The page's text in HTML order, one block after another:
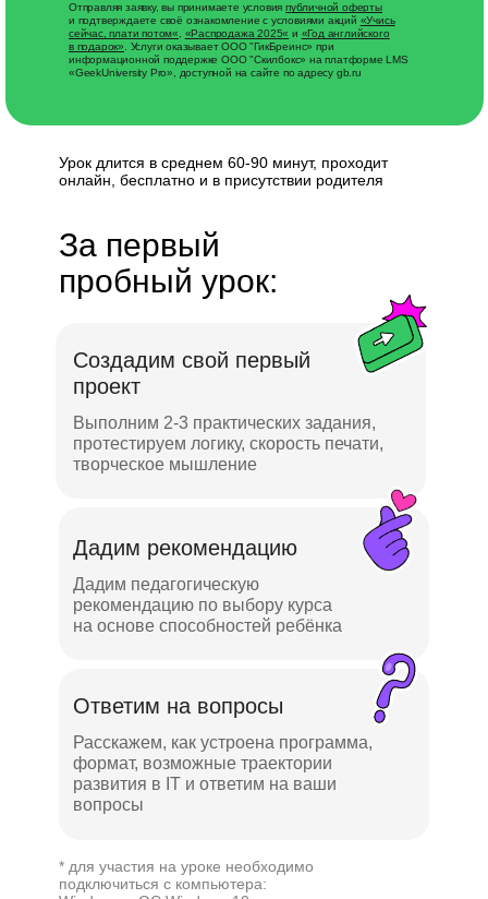
Урок длится в среднем 60-90 минут, проходит
онлайн, бесплатно и в присутствии родителя
* для участия на уроке необходимо
подключиться с компьютера:
За первый
пробный урок:
Отправляя заявку, вы принимаете условияпубличной оферты
и подтверждаете своё ознакомление с условиями акций «Учись
сейчас, плати потом« «Распродажа 2025« и «Год английского
в подарок» . Услуги оказывает ООО "ГикБреинс» при
информационной поддержке ООО "Скилбокс» на платформе LMS
«GeekUniversity Pro», доступной на сайте по адресу gb.ru
Создадим свой первый
проект
Выполним 2-3 практических задания,
протестируем логику, скорость печати,
творческое мышление
Дадим рекомендацию
Дадим педагогическую
рекомендацию по выбору курса
на основе способностей ребёнка
Ответим на вопросы
Расскажем, как устроена программа,
формат, возможные траектории
развития в IT и ответим на ваши
вопросы